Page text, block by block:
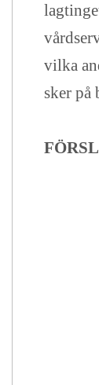
vilka
sker på